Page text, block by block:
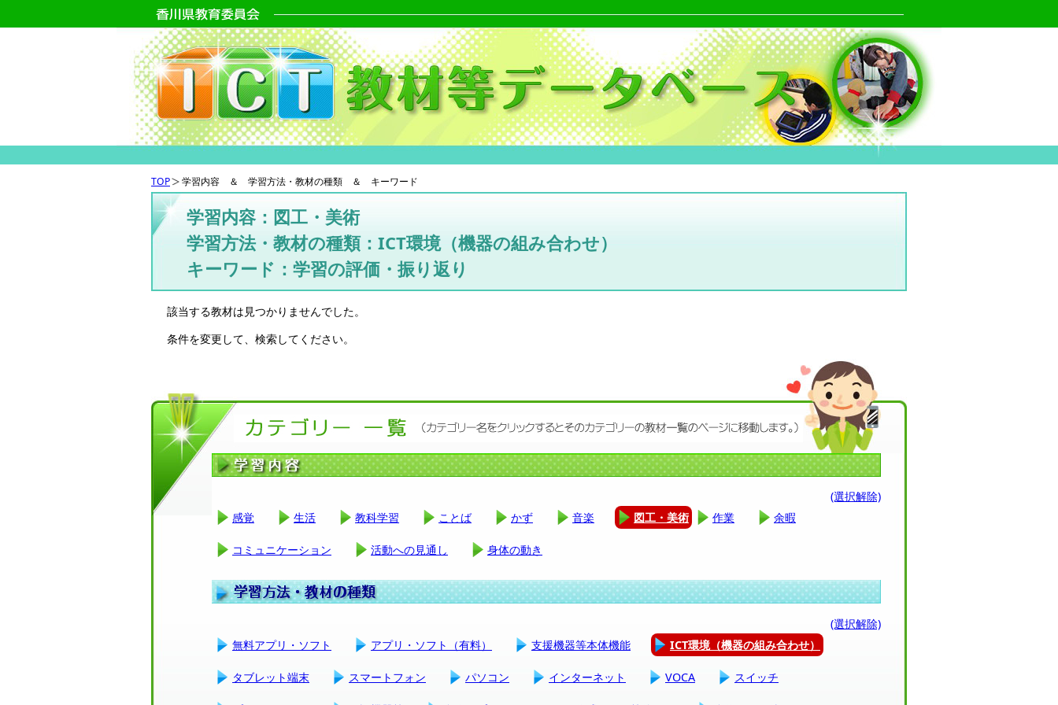
TOP 学習内容 ＆ 学習方法・教材の種類 ＆ キーワード
学習内容：図工・美術
学習方法・教材の種類：ICT環境（機器の組み合わせ）
キーワード：学習の評価・振り返り
該当する教材は見つかりませんでした。
条件を変更して、検索してください。
(選択解除)
感覚
生活 教科学習 ことば かず 音楽 図工・美術 作業 余暇
コミュニケーション 活動への見通し 身体の動き
(選択解除)
無料アプリ・ソフト
アプリ・ソフト（有料） 支援機器等本体機能 ICT環境（機器の組み合わせ）
タブレット端末 スマートフォン パソコン インターネット VOCA スイッチ